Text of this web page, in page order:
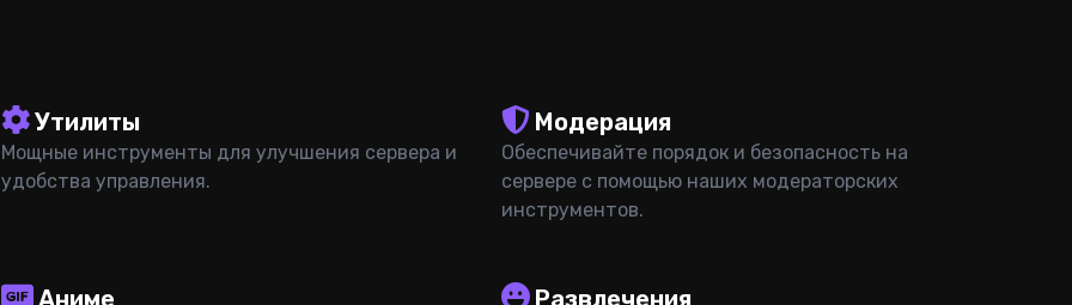
Утилиты
Мощные инструменты для улучшения сервера и
удобства управления.
Модерация
Обеспечивайте порядок и безопасность на
сервере с помощью наших модераторских
инструментов.
Аниме Развлечения